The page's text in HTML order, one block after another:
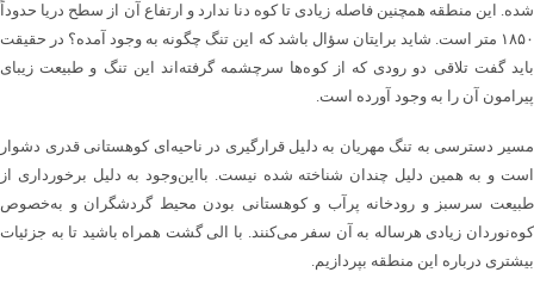
شده. این منطقه همچنین فاصله زیادی تا کوه دنا ندارد و ارتفاع آن از سطح دریا حدوداً
۱۸۵۰ متر است. شاید برایتان سؤال باشد که این تنگ چگونه به وجود آمده؟ در حقیقت
باید گفت تلاقی دو رودی که از کوه‌ها سرچشمه گرفته‌اند این تنگ و طبیعت زیبای
پیرامون آن را به وجود آورده است.
مسیر دسترسی به تنگ مهریان به دلیل قرارگیری در ناحیه‌ای کوهستانی قدری دشوار
است و به همین دلیل چندان شناخته شده نیست. بااین‌وجود به دلیل برخورداری از
طبیعت سرسبز و رودخانه پرآب و کوهستانی بودن محیط گردشگران و به‌خصوص
کوه‌نوردان زیادی هرساله به آن سفر می‌کنند. با الی گشت همراه باشید تا به جزئیات
بیشتری درباره این منطقه بپردازیم.